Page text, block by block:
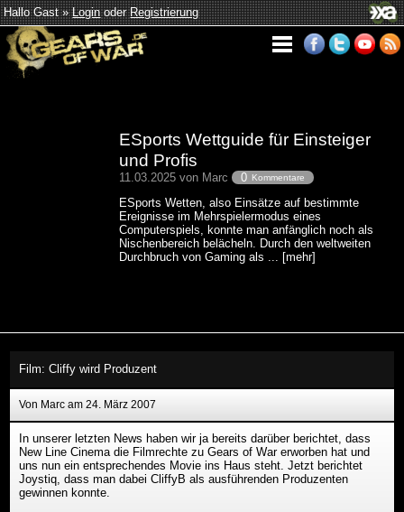
Hallo Gast »LoginoderRegistrierung
ESports Wettguide für Einsteiger
und Profis
11.03.2025 von Marc 0 Kommentare
ESports Wetten, also Einsätze auf bestimmte
Ereignisse im Mehrspielermodus eines
Computerspiels, konnte man anfänglich noch als
Nischenbereich belächeln. Durch den weltweiten
Durchbruch von Gaming als ... [mehr]
Film: Cliffy wird Produzent
Von Marc am 24. März 2007
In unserer letzten News haben wir ja bereits darüber berichtet, dass
New Line Cinema die Filmrechte zu Gears of War erworben hat und
uns nun ein entsprechendes Movie ins Haus steht. Jetzt berichtet
Joystiq, dass man dabei CliffyB als ausführenden Produzenten
gewinnen konnte.